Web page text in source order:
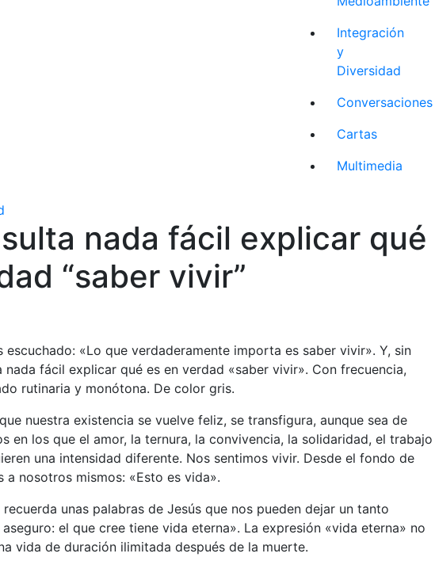
Integración
y
Diversidad
Conversaciones
Cartas
Multimedia
nada fácil explicar qué
“saber vivir”
escuchado: «Lo que verdaderamente importa es saber vivir». Y, sin
nada fácil explicar qué es en verdad «saber vivir». Con frecuencia,
rutinaria y monótona. De color gris.
nuestra existencia se vuelve feliz, se transfigura, aunque sea de
en los que el amor, la ternura, la convivencia, la solidaridad, el trabajo
una intensidad diferente. Nos sentimos vivir. Desde el fondo de
a nosotros mismos: «Esto es vida».
unas palabras de Jesús que nos pueden dejar un tanto
el que cree tiene vida eterna». La expresión «vida eterna» no
vida de duración ilimitada después de la muerte.